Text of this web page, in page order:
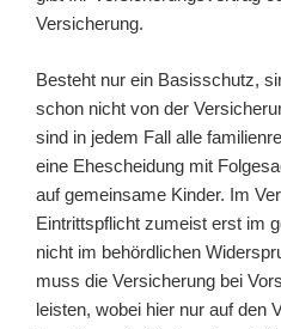
Versicherung.
Besteht nur ein Basisschutz,
schon nicht von der
sind in jedem Fall alle
eine Ehescheidung mit
auf gemeinsame Kinder. Im
Eintrittspflicht zumeist erst im
nicht im behördlichen
muss die Versicherung bei
leisten, wobei hier nur auf den